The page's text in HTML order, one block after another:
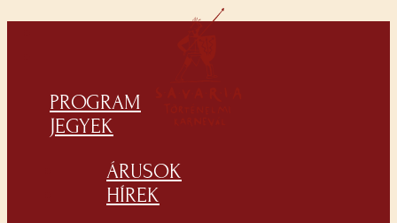
PROGRAM
JEGYEK
ÁRUSOK
HÍREK